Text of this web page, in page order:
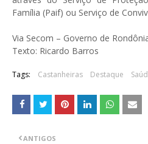
Família (Paif) ou Serviço de
Via Secom – Governo de
Texto: Ricardo Barros
Tags: Castanheiras Destaque
ANTIGOS